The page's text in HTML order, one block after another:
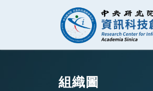
跳至中央區塊/Main
資訊科技
組織圖